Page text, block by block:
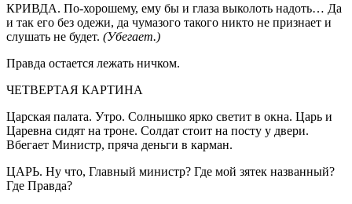
КРИВДА. По-хорошему, ему бы и глаза выколоть надоть… Да
и так его без одежи, да чумазого такого никто не признает и
слушать не будет. (Убегает.)
Правда остается лежать ничком.
ЧЕТВЕРТАЯ КАРТИНА
Царская палата. Утро. Солнышко ярко светит в окна. Царь и
Царевна сидят на троне. Солдат стоит на посту у двери.
Вбегает Министр, пряча деньги в карман.
ЦАРЬ. Ну что, Главный министр? Где мой зятек названный?
Где Правда?